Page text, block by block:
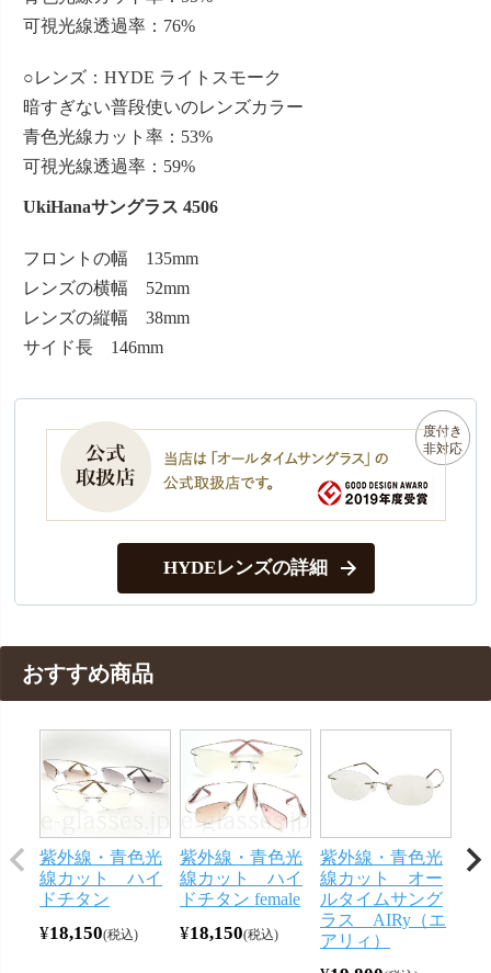
可視光線透過率：76%
○レンズ：HYDE ライトスモーク
暗すぎない普段使いのレンズカラー
青色光線カット率：53%
可視光線透過率：59%
UkiHanaサングラス 4506
フロントの幅 135mm
レンズの横幅 52mm
レンズの縦幅 38mm
サイド長 146mm
HYDEレンズの詳細
おすすめ商品
紫外線・青色光
線カット ハイ
ドチタン
¥18,150 税込
紫外線・青色光
線カット ハイ
ドチタン female
¥18,150 税込
紫外線・青色光
線カット オー
ルタイムサング
ラス AIRy（エ
アリィ）
紫
線